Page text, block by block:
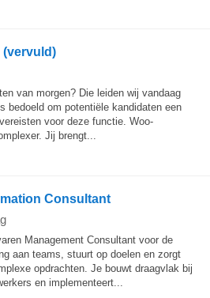
van morgen? Die leiden wij vandaag
bedoeld om potentiële kandidaten een
voor deze functie. Woo-
Jij brengt...
Consultant
Management Consultant voor de
aan teams, stuurt op doelen en zorgt
opdrachten. Je bouwt draagvlak bij
en implementeert...